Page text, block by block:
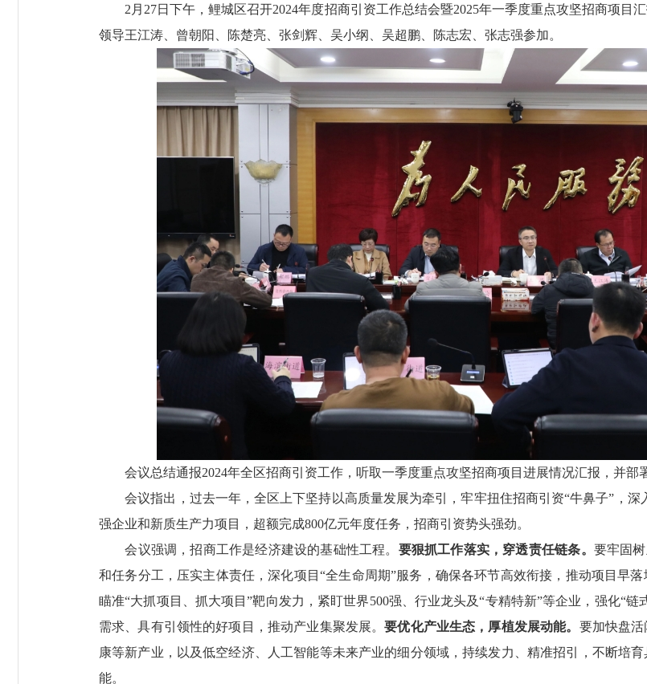
2月27日下午，鲤城区召开2024年度招商引资工作总结会暨2025年一季度重点攻坚招商项目
领导王江涛、曾朝阳、陈楚亮、张剑辉、吴小纲、吴超鹏、陈志宏、张志强参加。
会议总结通报2024年全区招商引资工作，听取一季度重点攻坚招商项目进展情况汇报，并部署
会议指出，过去一年，全区上下坚持以高质量发展为牵引，牢牢扭住招商引资“牛鼻子”，深
强企业和新质生产力项目，超额完成800亿元年度任务，招商引资势头强劲。
会议强调，招商工作是经济建设的基础性工程。 要狠抓工作落实，穿透责任链条。 要牢固
和任务分工，压实主体责任，深化项目“全生命周期”服务，确保各环节高效衔接，推动项目早
瞄准“大抓项目、抓大项目”靶向发力，紧盯世界500强、行业龙头及“专精特新”等企业，强化“
需求、具有引领性的好项目，推动产业集聚发展。要优化产业生态，厚植发展动能。 要加快盘
康等新产业，以及低空经济、人工智能等未来产业的细分领域，持续发力、精准招引，不断培
能。